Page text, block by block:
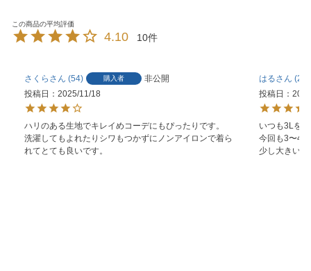
4.10 10
さくら 54 購入者
非公開
投稿日
2025/11/18
ハリのある生地でキレイめコーデにもぴったりです。
洗濯してもよれたりシワもつかずにノンアイロンで着ら
れてとても良いです。
はる
23
投稿日
いつも3Lを
今回も3〜4L
少し大きい